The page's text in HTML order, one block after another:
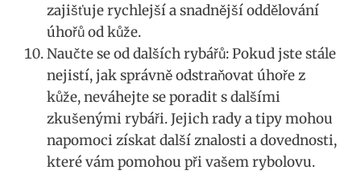
zajišťuje rychlejší a snadnější oddělování
úhořů od kůže.
Naučte se od dalších rybářů: Pokud jste stále
nejistí, jak správně odstraňovat úhoře z
kůže, neváhejte se poradit s dalšími
zkušenými rybáři. Jejich rady a tipy mohou
napomoci získat další znalosti a dovednosti,
které vám pomohou při vašem rybolovu.